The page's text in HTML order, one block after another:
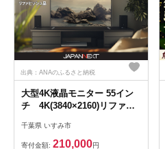
出典：ANAのふるさと納税
大型4K液晶モニター 55イン
チ 4K(3840×2160)リファビ
千葉県 いすみ市
寄付金額: 210,000円